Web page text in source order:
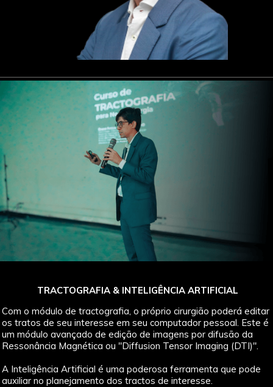
TRACTOGRAFIA & INTELIGÊNCIA ARTIFICIAL
Com o módulo de tractografia, o próprio cirurgião poderá editar
os tratos de seu interesse em seu computador pessoal. Este é
um módulo avançado de edição de imagens por difusão da
Ressonância Magnética ou "Diffusion Tensor Imaging (DTI)".
A Inteligência Artificial é uma poderosa ferramenta que pode
auxiliar no planejamento dos tractos de interesse.